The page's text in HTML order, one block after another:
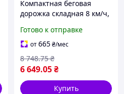
Компактная беговая
дорожка складная 8 км/ч,
тренажер для ходьбы и
бега до 150 кг
Готово к отправке
от665₴/мес
6 649.05₴
8 748.75 ₴
Купить